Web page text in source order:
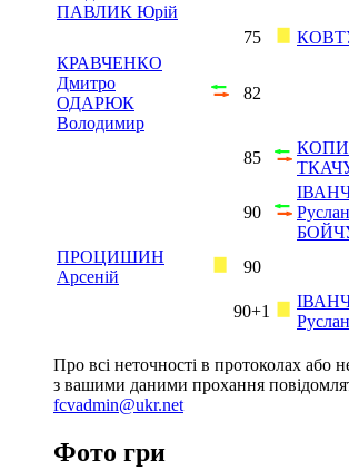
ПАВЛИК Юрій
75
КРАВЧЕНКО
Дмитро
ОДАРЮК
Володимир
82
85
90
Руслан
ПРОЦИШИН
Арсеній
90
90+1
Руслан
Про всі неточності в протоколах або
з вашими даними прохання
fcvadmin@ukr.net
Фото гри